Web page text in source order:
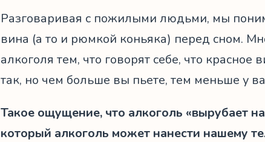
Разговаривая с пожилыми людьми, мы
вина (а то и рюмкой коньяка) перед сном.
алкоголя тем, что говорят себе, что
так, но чем больше вы пьете, тем меньше у
Такое ощущение, что алкоголь «вырубает
который алкоголь может нанести нашему